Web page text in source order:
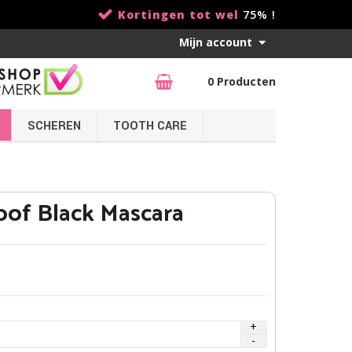
Kortingen tot wel 75% !
Mijn account
0 Producten
SCHEREN TOOTH CARE
Black Mascara